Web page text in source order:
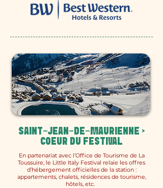
SAINT-JEAN-DE-MAURIENNE >
COEUR DU FESTIVAL
En partenariat avec l’Office de Tourisme de La
Toussuire, le Little Italy Festival relaie les offres
d’hébergement officielles de la station :
appartements, chalets, résidences de tourisme,
hôtels, etc.